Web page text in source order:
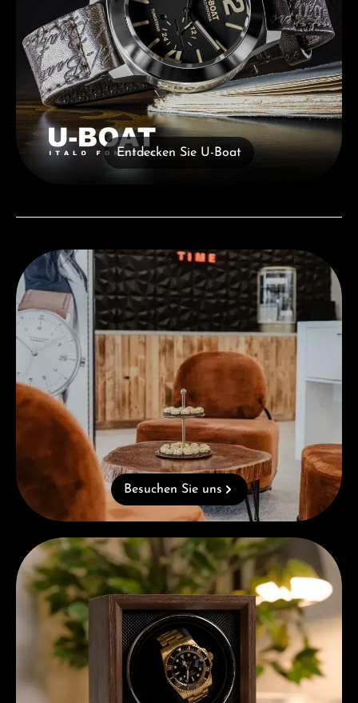
Entdecken Sie U-Boat
Besuchen Sie uns
Besuchen Sie uns
Kostenloses Geschenk ab einem Einkauf von 1.000 €